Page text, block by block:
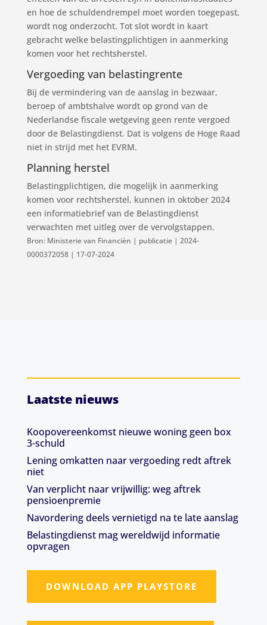
en hoe de schuldendrempel moet worden toegepast,
wordt nog onderzocht. Tot slot wordt in kaart
gebracht welke belastingplichtigen in aanmerking
komen voor het rechtsherstel.
Vergoeding van belastingrente
Bij de vermindering van de aanslag in bezwaar,
beroep of ambtshalve wordt op grond van de
Nederlandse fiscale wetgeving geen rente vergoed
door de Belastingdienst. Dat is volgens de Hoge Raad
niet in strijd met het EVRM.
Planning herstel
Belastingplichtigen, die mogelijk in aanmerking
komen voor rechtsherstel, kunnen in oktober 2024
een informatiebrief van de Belastingdienst
verwachten met uitleg over de vervolgstappen.
Bron: Ministerie van Financiën | publicatie | 2024-
0000372058 | 17-07-2024
Laatste nieuws
Koopovereenkomst nieuwe woning geen box
3-schuld
Lening omkatten naar vergoeding redt aftrek
niet
Van verplicht naar vrijwillig: weg aftrek
pensioenpremie
Navordering deels vernietigd na te late aanslag
Belastingdienst mag wereldwijd informatie
opvragen
DOWNLOAD APP PLAYSTORE